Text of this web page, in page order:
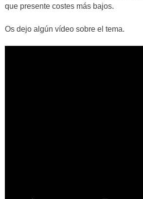
que presente costes más bajos.
Os dejo algún vídeo sobre el tema.